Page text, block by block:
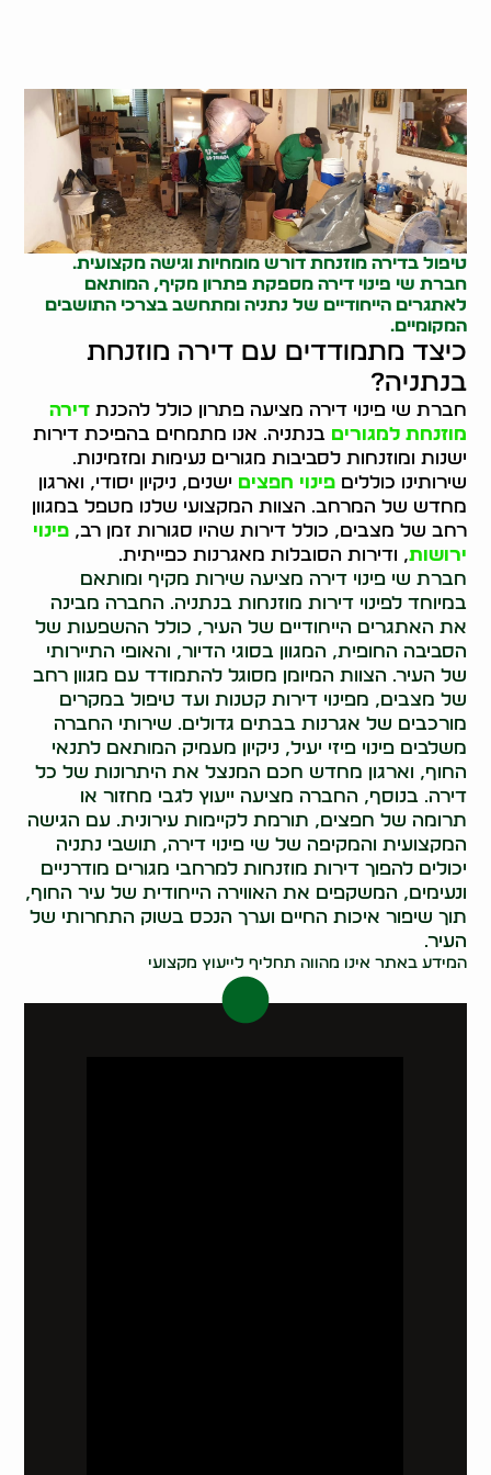
טיפול בדירה מוזנחת דורש מומחיות וגישה מקצועית.
חברת שי פינוי דירה מספקת פתרון מקיף, המותאם
לאתגרים הייחודיים של נתניה ומתחשב בצרכי התושבים
המקומיים.
כיצד מתמודדים עם דירה מוזנחת
בנתניה?
חברת שי פינוי דירה מציעה פתרון כולל להכנתדירה
מוזנחת למגורים בנתניה. אנו מתמחים בהפיכת דירות
ישנות ומוזנחות לסביבות מגורים נעימות ומזמינות.
שירותינו כולליםפינוי חפצים ישנים, ניקיון יסודי, וארגון
מחדש של המרחב. הצוות המקצועי שלנו מטפל במגוון
רחב של מצבים, כולל דירות שהיו סגורות זמן רב,פינוי
ירושות, ודירות הסובלות מאגרנות כפייתית.
חברת שי פינוי דירה מציעה שירות מקיף ומותאם
במיוחד לפינוי דירות מוזנחות בנתניה. החברה מבינה
את האתגרים הייחודיים של העיר, כולל ההשפעות של
הסביבה החופית, המגוון בסוגי הדיור, והאופי התיירותי
של העיר. הצוות המיומן מסוגל להתמודד עם מגוון רחב
של מצבים, מפינוי דירות קטנות ועד טיפול במקרים
מורכבים של אגרנות בבתים גדולים. שירותי החברה
משלבים פינוי פיזי יעיל, ניקיון מעמיק המותאם לתנאי
החוף, וארגון מחדש חכם המנצל את היתרונות של כל
דירה. בנוסף, החברה מציעה ייעוץ לגבי מחזור או
תרומה של חפצים, תורמת לקיימות עירונית. עם הגישה
המקצועית והמקיפה של שי פינוי דירה, תושבי נתניה
יכולים להפוך דירות מוזנחות למרחבי מגורים מודרניים
ונעימים, המשקפים את האווירה הייחודית של עיר החוף,
תוך שיפור איכות החיים וערך הנכס בשוק התחרותי של
העיר.
המידע באתר אינו מהווה תחליף לייעוץ מקצועי